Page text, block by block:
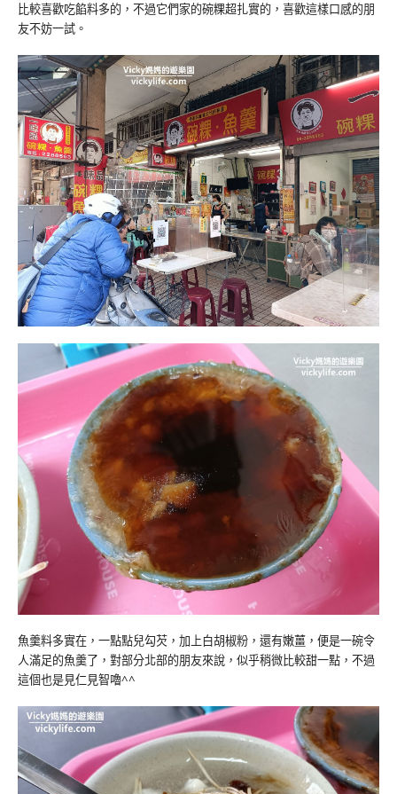
比較喜歡吃餡料多的，不過它們家的碗粿超扎實的，喜歡這樣口感的朋
友不妨一試。
魚羹料多實在，一點點兒勾芡，加上白胡椒粉，還有嫩薑，便是一碗令
人滿足的魚羹了，對部分北部的朋友來說，似乎稍微比較甜一點，不過
這個也是見仁見智嚕^^